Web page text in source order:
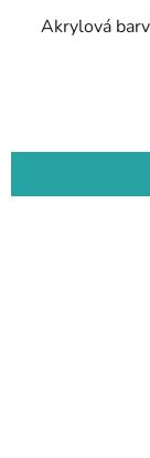
Akrylová